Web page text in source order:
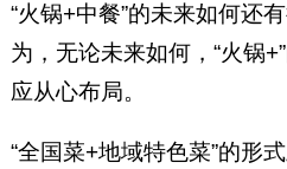
“火锅+中餐”的未来如何还
为，无论未来如何，“火锅
应从心布局。
“全国菜+地域特色菜”的形